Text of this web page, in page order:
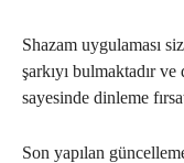
Shazam uygulaması
şarkıyı bulmaktadır
sayesinde dinleme
Son yapılan